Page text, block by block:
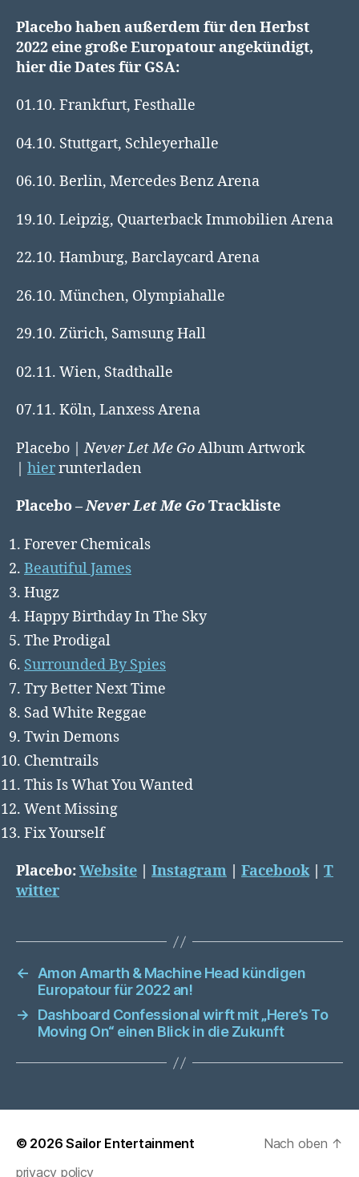
Placebo haben außerdem für den Herbst
2022 eine große Europatour angekündigt,
hier die Dates für GSA:
01.10. Frankfurt, Festhalle
04.10. Stuttgart, Schleyerhalle
06.10. Berlin, Mercedes Benz Arena
19.10. Leipzig, Quarterback Immobilien Arena
22.10. Hamburg, Barclaycard Arena
26.10. München, Olympiahalle
29.10. Zürich, Samsung Hall
02.11. Wien, Stadthalle
07.11. Köln, Lanxess Arena
Placebo |Never Let Me GoAlbum Artwork
hierrunterladen
Placebo –Never Let Me GoTrackliste
Forever Chemicals
Beautiful James
Hugz
Happy Birthday In The Sky
The Prodigal
Surrounded By Spies
Try Better Next Time
Sad White Reggae
Twin Demons
Chemtrails
This Is What You Wanted
Went Missing
Fix Yourself
Placebo:Website Instagram Facebook| T
witter
← Amon Amarth & Machine Head kündigen
Europatour für 2022 an!
→
Dashboard Confessional wirft mit „Here’s To
Moving On“ einen Blick in die Zukunft
© 2026Sailor Entertainment
privacy policy
Nach oben ↑